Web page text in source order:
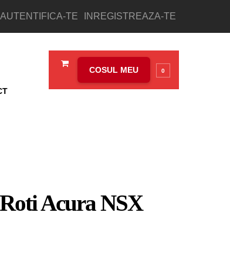
AUTENTIFICA-TE INREGISTREAZA-TE
COSUL MEU 0
Acura NSX